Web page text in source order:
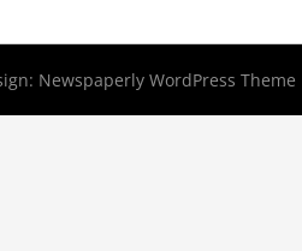
Newspaperly WordPress Theme